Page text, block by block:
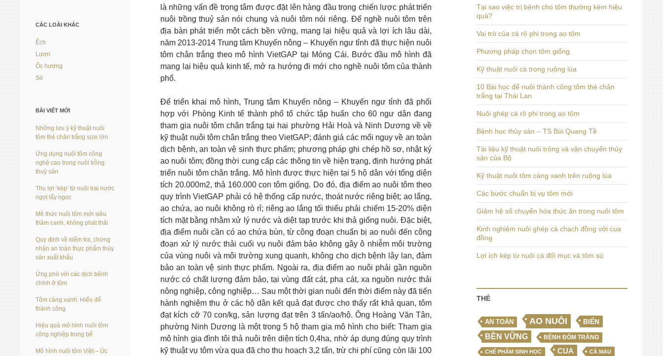
là những vấn đề trọng tâm được đặt lên hàng đầu trong chiến lược phát triển
nuôi trồng thuỷ sản nói chung và nuôi tôm nói riêng. Để nghề nuôi tôm trên
địa bàn phát triển một cách bền vững, mang lại hiệu quả và lợi ích lâu dài,
năm 2013-2014 Trung tâm Khuyến nông – Khuyến ngư tỉnh đã thực hiện nuôi
tôm chân trắng theo mô hình VietGAP tại Móng Cái. Bước đầu mô hình đã
mang lại hiệu quả kinh tế, mở ra hướng đi mới cho nghề nuôi tôm của thành
phố.
Để triển khai mô hình, Trung tâm Khuyến nông – Khuyến ngư tỉnh đã phối
hợp với Phòng Kinh tế thành phố tổ chức tập huấn cho 60 ngư dân đang
tham gia nuôi tôm chân trắng tại hai phường Hải Hoà và Ninh Dương về về
kỹ thuật nuôi tôm chân trắng theo VietGAP; đánh giá các mối nguy về an toàn
dịch bệnh, an toàn vệ sinh thực phẩm; phương pháp ghi chép hồ sơ, nhật ký
ao nuôi tôm; đồng thời cung cấp các thông tin về hiện trạng, định hướng phát
triển nuôi tôm chân trắng. Mô hình được thực hiện tại 5 hộ dân với tổng diện
tích 20.000m2, thả 160.000 con tôm giống. Do đó, địa điểm ao nuôi tôm theo
quy trình VietGAP phải có hệ thống cấp nước, thoát nước riêng biệt; ao lắng,
ao chứa, ao nuôi không rò rỉ; riêng ao lắng tối thiểu phải chiếm 15-20% diện
tích mặt bằng nhằm xử lý nước và diệt tạp trước khi thả giống nuôi. Đặc biệt,
địa điểm nuôi cần có ao chứa bùn, từ công đoạn chuẩn bị ao nuôi đến công
đoạn xử lý nước thải cuối vụ nuôi đảm bảo không gây ô nhiễm môi trường
của vùng nuôi và môi trường xung quanh, không cho dịch bệnh lây lan, đảm
bảo an toàn vệ sinh thực phẩm. Ngoài ra, địa điểm ao nuôi phải gần nguồn
nước có chất lượng đảm bảo, tại vùng đất cát, pha cát, xa nguồn nước thải
nông nghiệp, công nghiệp… Sau một thời gian nuôi đến thời điểm này đã tiến
hành nghiệm thu ở các hộ dân kết quả đạt được cho thấy rất khả quan, tôm
đạt kích cỡ 70 con/kg, sản lượng đạt trên 3 tấn/ao/hộ. Ông Hoàng Văn Tân,
phường Ninh Dương là một trong 5 hộ tham gia mô hình cho biết: Tham gia
mô hình gia đình tôi thả nuôi trên diện tích 0,4ha, nhờ áp dụng đúng quy trình
kỹ thuật vụ tôm vừa qua đã cho thu hoạch 3,2 tấn, trừ chi phí cũng còn lãi 100
Tại sao việc trị bệnh cho tôm thường kém hiệu
quả?
Vai trò của cá rô phi trong ao tôm
Phương pháp chọn tôm giống
Kỹ thuật nuôi cá trong ruộng lúa
10 Bài học để nuôi thành công tôm thẻ chân
trắng tại Thái Lan
Nuôi ghép cá rô phi trong ao tôm
Bệnh học thủy sản – TS Bùi Quang Tề
Tài liệu kỹ thuật nuôi trông và vận chuyển thủy
sản của Bộ
Kỹ thuật nuôi tôm càng xanh trên ruộng lúa
Các bước chuẩn bị vụ tôm mới
Giảm hệ số chuyển hóa thức ăn trong nuôi tôm
Kinh nghiệm nuôi ghép cá chạch đồng với cua
đồng
Lợi ích kép từ nuôi cá đối mục và tôm sú
THẺ
AN TOÀN AO NUÔI BIỂN
BỀN VỮNG BỆNH ĐỐM TRẮNG
CHẾ PHẨM SINH HỌC CUA CÀ MAU
CÁC LOÀI KHÁC
Ếch
Lươn
Ốc hương
Sò
BÀI VIẾT MỚI
Những lưu ý kỹ thuật nuôi
tôm thẻ chân trắng size lớn
Ứng dụng nuôi tôm công
nghệ cao trong nuôi trồng
thuỷ sản
Thu lợi ‘kép’ từ nuôi trai nước
ngọt lấy ngọc
Mô thức nuôi tôm mới siêu
thâm canh, không phát thải
Quy định về kiểm tra, chứng
nhận an toàn thực phẩm thủy
sản xuất khẩu
Ứng phó với các dịch bệnh
chính ở tôm
Tôm càng xanh: Hiểu để
thành công
Hiệu quả mô hình nuôi tôm
công nghiệp trong bể
Mô hình nuôi tôm Việt – Úc